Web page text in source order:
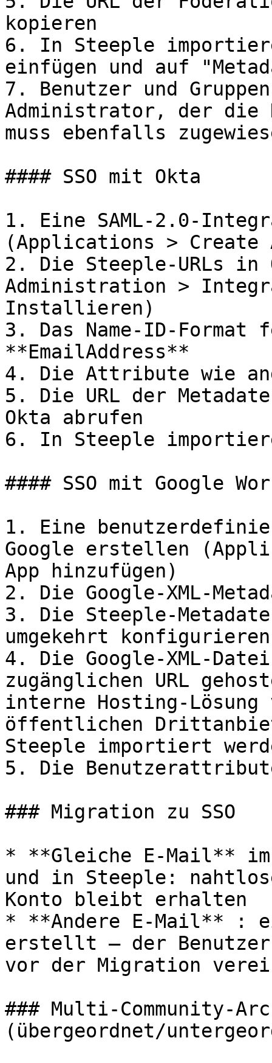
kopieren
6. In Steeple
einfügen und auf
7. Benutzer und
Administrator, der die
muss ebenfalls
#### SSO mit Okta
1. Eine SAML-2.0-
(Applications >
2. Die Steeple-URLs in
Administration >
Installieren)
3. Das Name-ID-Format
**EmailAddress**
4. Die Attribute wie
5. Die URL der
Okta abrufen
6. In Steeple
#### SSO mit Google
1. Eine
Google erstellen
App hinzufügen)
2. Die Google-XML-
3. Die Steeple-
umgekehrt konfigurieren
4. Die Google-XML-
zugänglichen URL
interne Hosting-Lösung
öffentlichen
Steeple importiert
5. Die
### Migration zu SSO
* **Gleiche E-Mail** im
und in Steeple:
Konto bleibt erhalten
* **Andere E-Mail** :
erstellt — der Benutzer
vor der Migration
### Multi-Community-
(übergeordnet/